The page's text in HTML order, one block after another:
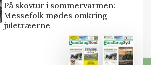
På skovtur i sommervarmen:
Messefolk mødes omkring
juletræerne